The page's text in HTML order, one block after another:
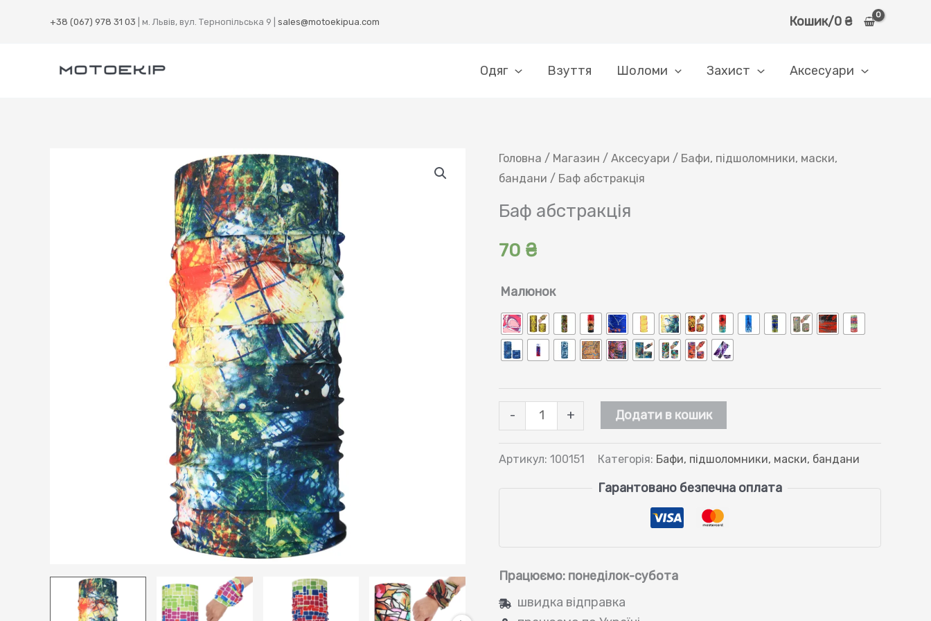
+38 (067) 978 31 03 | м. Львів, вул. Тернопільська 9 | sales@motoekipua.com Кошик/0₴
Одяг Взуття Шоломи Захист Аксесуари
Головна / Магазин / Аксесуари / Бафи, підшоломники, маски,
бандани / Баф абстракція
Баф абстракція
70 ₴
Малюнок
-
абстракція
+ Додати в кошик
Артикул: 100151 Категорія: Бафи, підшоломники, маски, бандани
Гарантовано безпечна оплата
Працюємо: понеділок-субота
швидка відправка